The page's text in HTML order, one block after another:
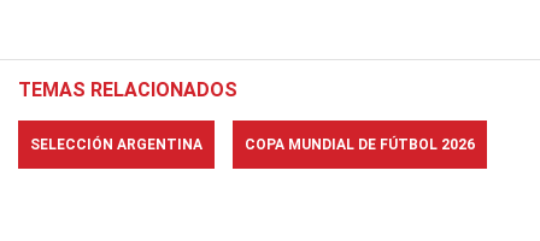
TEMAS RELACIONADOS
SELECCIÓN ARGENTINA COPA MUNDIAL DE FÚTBOL 2026